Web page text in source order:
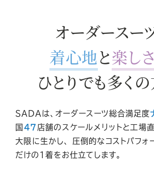
オーダースー
着心地と楽しさ
ひとりでも多くの
SADAは、オーダースーツ総合満足度
国 47 店舗のスケールメリットと工場
大限に生かし、
圧倒的なコストパフォ
だけの1着をお仕立てします。